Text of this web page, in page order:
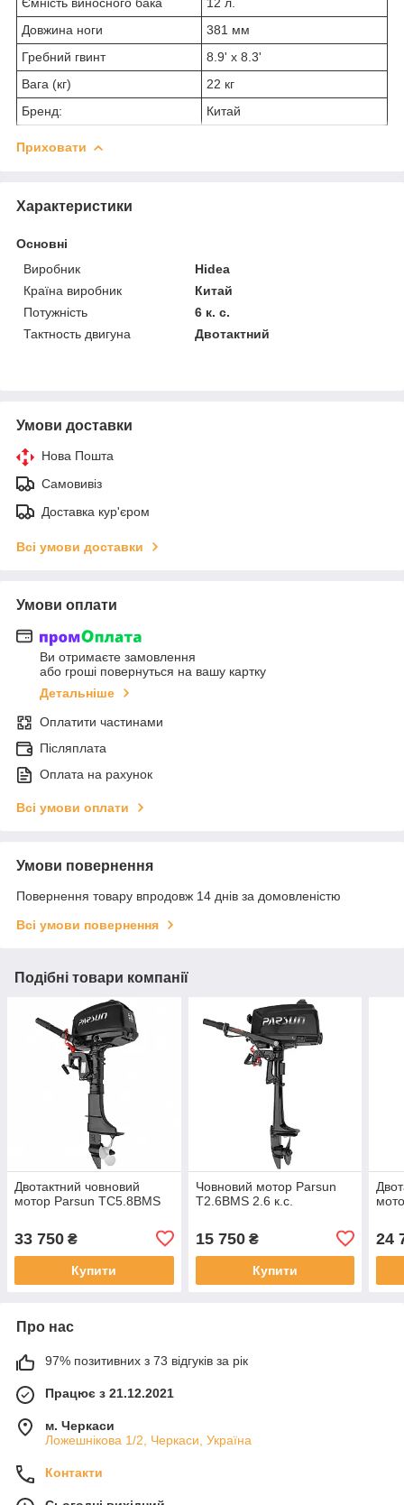
Довжина ноги
381 мм
Гребний гвинт
8.9' x 8.3'
Вага (кг)
22 кг
Бренд:
Китай
Приховати
Характеристики
Основні
Виробник
Hidea
Країна виробник
Китай
Потужність
6 к. с.
Тактность двигуна
Двотактний
Умови доставки
Нова Пошта
Самовивіз
Доставка кур'єром
Всі умови доставки
Умови оплати
Ви отримаєте замовлення
або гроші повернуться на вашу картку
Детальніше
Оплатити частинами
Післяплата
Оплата на рахунок
Всі умови оплати
Умови повернення
Повернення товару впродовж 14 днів за домовленістю
Всі умови повернення
Подібні товари компанії
Двотактний човновий
мотор Parsun ТС5.8BMS
33 750 ₴
Купити
Човновий мотор Parsun
T2.6BMS 2.6 к.с.
15 750₴
Купити
24
Про нас
97% позитивних з 73 відгуків за рік
Працює з 21.12.2021
м. Черкаси
Ложешнікова 1/2, Черкаси, Україна
Контакти